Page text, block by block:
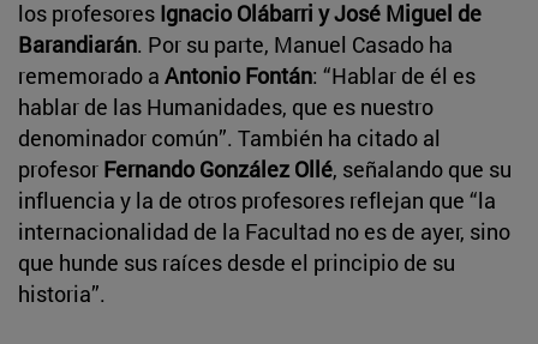
los profesores Ignacio Olábarri y José Miguel de
Barandiarán. Por su parte, Manuel Casado ha
rememorado a Antonio Fontán: “Hablar de él es
hablar de las Humanidades, que es nuestro
denominador común”. También ha citado al
profesor Fernando González Ollé, señalando que su
influencia y la de otros profesores reflejan que “la
internacionalidad de la Facultad no es de ayer, sino
que hunde sus raíces desde el principio de su
historia”.